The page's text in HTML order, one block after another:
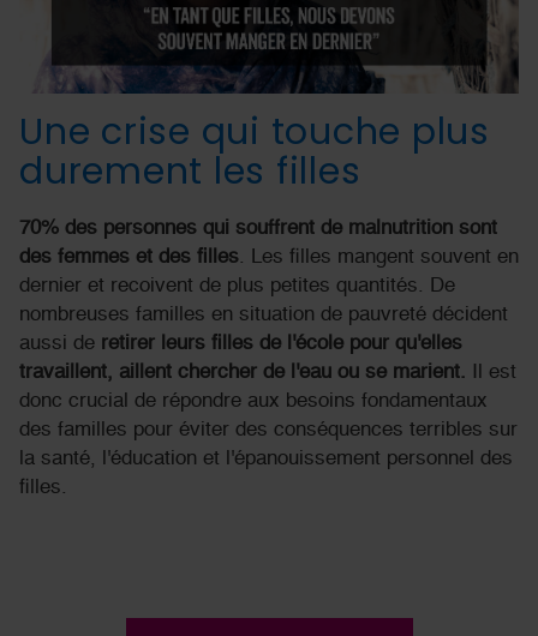
Une crise qui touche plus
durement les filles
70% des personnes qui souffrent de malnutrition sont
des femmes et des filles. Les filles mangent souvent en
dernier et recoivent de plus petites quantités. De
nombreuses familles en situation de pauvreté décident
aussi de retirer leurs filles de l'école pour qu'elles
travaillent, aillent chercher de l'eau ou se marient. Il est
donc crucial de répondre aux besoins fondamentaux
des familles pour éviter des conséquences terribles sur
la santé, l'éducation et l'épanouissement personnel des
filles.